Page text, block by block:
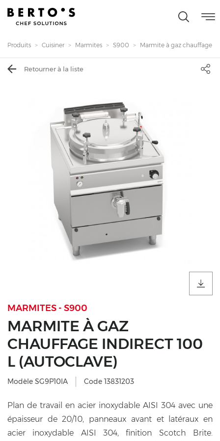
Produits Cuisiner Marmites S900 Marmite à gaz chauffage i...
Retourner à la liste
MARMITES - S900
MARMITE À GAZ
CHAUFFAGE INDIRECT 100
L (AUTOCLAVE)
Modèle SG9P10IA Code 13831203
Plan de travail en acier inoxydable AISI 304 avec une
épaisseur de 20/10, panneaux avant et latéraux en
acier inoxydable AISI 304, finition Scotch Brite.